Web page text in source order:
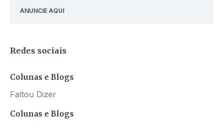
ANUNCIE AQUI
Redes sociais
Colunas e Blogs
Faltou Dizer
Colunas e Blogs